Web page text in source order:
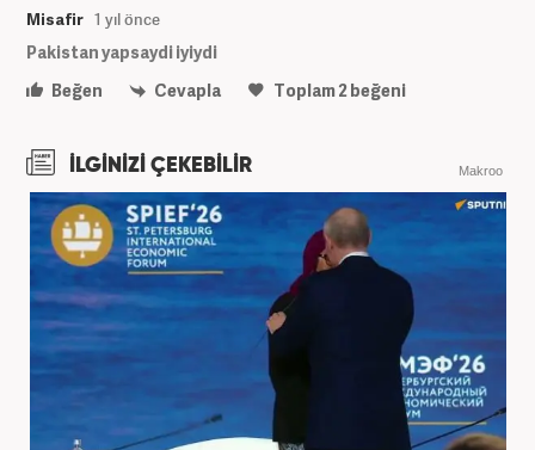
Misafir 1 yıl önce
Pakistan yapsaydi iyiydi
Beğen
Cevapla Toplam2beğeni
İLGİNİZİ ÇEKEBİLİR Makroo